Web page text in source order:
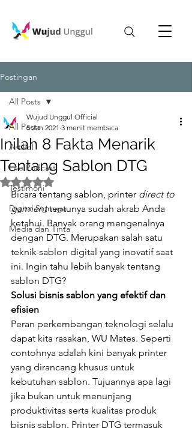
Postingan
All Posts
Artikel
Live Podcast
Testimoni
Digital Signage
Media dan Tinta
All Posts
Inilah 8 Fakta Menarik
Tentang Sablon DTG
Wujud Unggul Official
5 Jan 2021 3 menit membaca
Dinilai NaN dari 5 bintang.
Bicara tentang sablon, printer direct to
garment tentunya sudah akrab Anda
ketahui. Banyak orang mengenalnya
dengan DTG. Merupakan salah satu
teknik sablon digital yang inovatif saat
ini. Ingin tahu lebih banyak tentang
sablon DTG?
Solusi bisnis sablon yang efektif dan
efisien
Peran perkembangan teknologi selalu
dapat kita rasakan, WU Mates. Seperti
contohnya adalah kini banyak printer
yang dirancang khusus untuk
kebutuhan sablon. Tujuannya apa lagi
jika bukan untuk menunjang
produktivitas serta kualitas produk
bisnis sablon. Printer DTG termasuk